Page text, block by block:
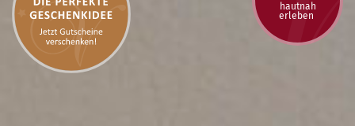
hautnah
erleben